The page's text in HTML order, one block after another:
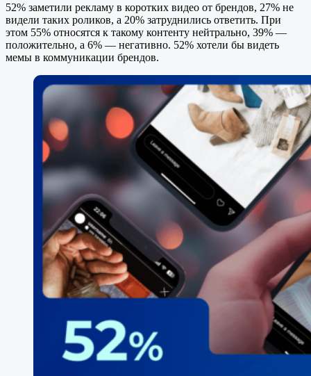
52% заметили рекламу в коротких видео от брендов, 27% не
видели таких роликов, а 20% затруднились ответить. При
этом 55% относятся к такому контенту нейтрально, 39% —
положительно, а 6% — негативно. 52% хотели бы видеть
мемы в коммуникации брендов.